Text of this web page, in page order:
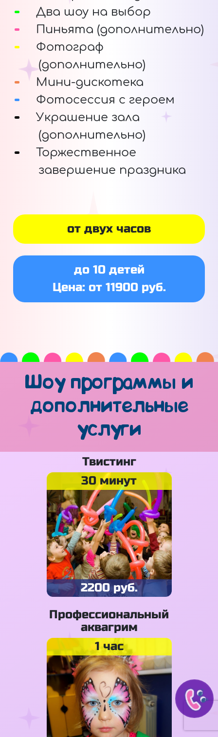
Два шоу на выбор
Пиньята (дополнительно)
Фотограф
(дополнительно)
Мини-дискотека
Фотосессия с героем
Украшение зала
(дополнительно)
Торжественное
завершение праздника
от двух часов
до 10 детей
Цена: от 11900 руб.
Шоу программы и
дополнительные
услуги
Твистинг
30 минут
2200 руб.
Профессиональный
аквагрим
1 час